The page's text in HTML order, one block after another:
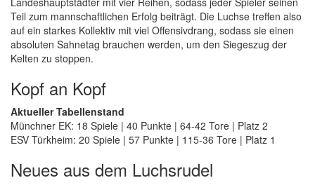
Teil zum mannschaftlichen Erfolg beiträgt. Die Luchse treffen also
auf ein starkes Kollektiv mit viel Offensivdrang, sodass sie einen
absoluten Sahnetag brauchen werden, um den Siegeszug der
Kelten zu stoppen.
Kopf an Kopf
Aktueller Tabellenstand
Münchner EK: 18 Spiele | 40 Punkte | 64-42 Tore | Platz 2
ESV Türkheim: 20 Spiele | 57 Punkte | 115-36 Tore | Platz 1
Neues aus dem Luchsrudel